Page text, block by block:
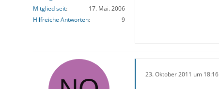
Mitglied seit
17. Mai. 2006
Hilfreiche Antworten
9
23. Oktober 2011 um 18:16